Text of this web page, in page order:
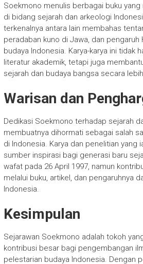
Soekmono menulis berbagai buku
di bidang sejarah dan arkeologi
terkenalnya antara lain membahas
peradaban kuno di Jawa, dan pengaruh
budaya Indonesia. Karya-karya ini tidak
literatur akademik, tetapi juga
sejarah dan budaya bangsa secara
Warisan dan
Dedikasi Soekmono terhadap sejarah
membuatnya dihormati sebagai salah
di Indonesia. Karya dan penelitian yang
sumber inspirasi bagi generasi baru
wafat pada 26 April 1997, namun
melalui buku, artikel, dan pengaruhnya
Indonesia.
Kesimpulan
Sejarawan Soekmono adalah tokoh
kontribusi besar bagi pengembangan
pelestarian budaya Indonesia. Dengan